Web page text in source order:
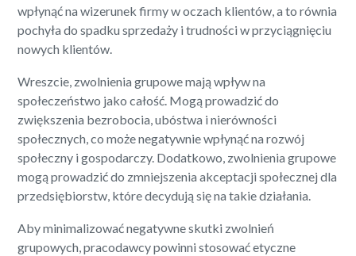
wpłynąć na wizerunek firmy w oczach klientów, a to równia
pochyła do spadku sprzedaży i trudności w przyciągnięciu
nowych klientów.
Wreszcie, zwolnienia grupowe mają wpływ na
społeczeństwo jako całość. Mogą prowadzić do
zwiększenia bezrobocia, ubóstwa i nierówności
społecznych, co może negatywnie wpłynąć na rozwój
społeczny i gospodarczy. Dodatkowo, zwolnienia grupowe
mogą prowadzić do zmniejszenia akceptacji społecznej dla
przedsiębiorstw, które decydują się na takie działania.
Aby minimalizować negatywne skutki zwolnień
grupowych, pracodawcy powinni stosować etyczne